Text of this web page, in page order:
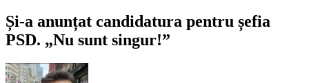
Și-a anunțat candidatura pentru șefia
PSD. „Nu sunt singur!”